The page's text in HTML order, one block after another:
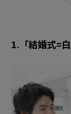
4-1. シルバー
5. 結婚式の白ネク
6. 結婚式の白のネ
1.「結婚式=